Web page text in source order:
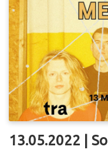
13.05.2022 |